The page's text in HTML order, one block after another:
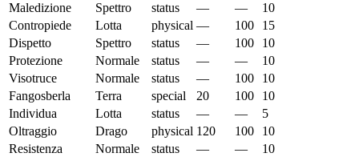
Maledizione
Spettro status — —
10
Contropiede
Lotta physical — 100
15
Dispetto
Spettro status — 100
10
Protezione
Normale status — —
10
Visotruce
Normale status — 100
10
Fangosberla
Terra special 20 100
10
Individua
Lotta status — —
5
Oltraggio
Drago physical 120 100
10
Resistenza
Normale status — —
10